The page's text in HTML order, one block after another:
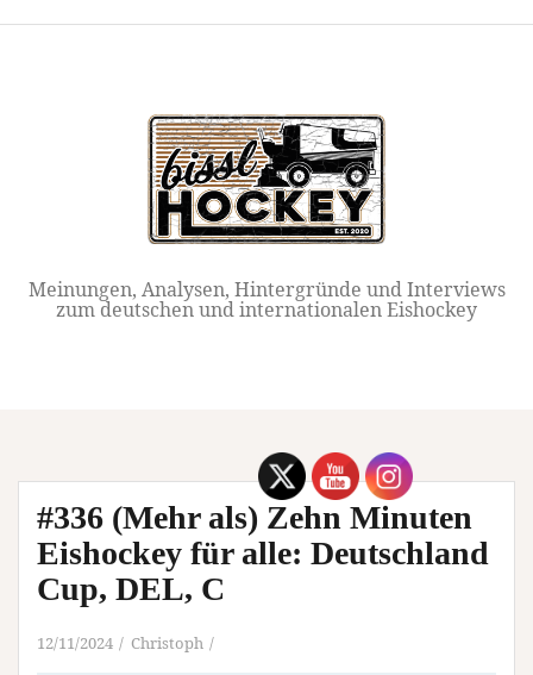
Meinungen, Analysen, Hintergründe und Interviews
zum deutschen und internationalen Eishockey
#336 (Mehr als) Zehn Minuten
Eishockey für alle: Deutschland
Cup, DEL, C
12/11/2024 Christoph